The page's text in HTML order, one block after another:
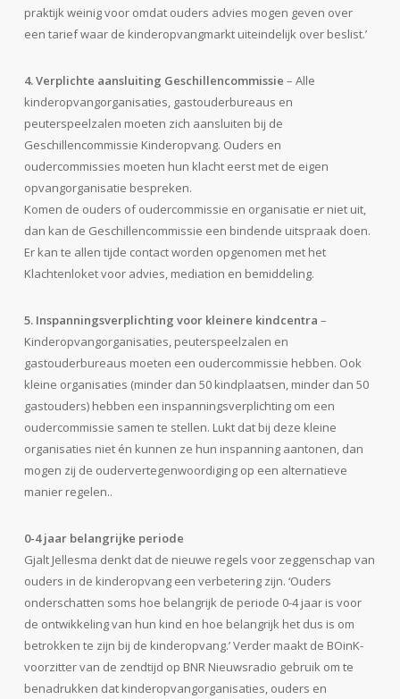
praktijk weinig voor omdat ouders advies mogen geven over
een tarief waar de kinderopvangmarkt uiteindelijk over beslist.’
4. Verplichte aansluiting Geschillencommissie – Alle
kinderopvangorganisaties, gastouderbureaus en
peuterspeelzalen moeten zich aansluiten bij de
Geschillencommissie Kinderopvang. Ouders en
oudercommissies moeten hun klacht eerst met de eigen
opvangorganisatie bespreken.
Komen de ouders of oudercommissie en organisatie er niet uit,
dan kan de Geschillencommissie een bindende uitspraak doen.
Er kan te allen tijde contact worden opgenomen met het
Klachtenloket voor advies, mediation en bemiddeling.
5. Inspanningsverplichting voor kleinere kindcentra –
Kinderopvangorganisaties, peuterspeelzalen en
gastouderbureaus moeten een oudercommissie hebben. Ook
kleine organisaties (minder dan 50 kindplaatsen, minder dan 50
gastouders) hebben een inspanningsverplichting om een
oudercommissie samen te stellen. Lukt dat bij deze kleine
organisaties niet én kunnen ze hun inspanning aantonen, dan
mogen zij de oudervertegenwoordiging op een alternatieve
manier regelen..
0-4 jaar belangrijke periode
Gjalt Jellesma denkt dat de nieuwe regels voor zeggenschap van
ouders in de kinderopvang een verbetering zijn. ‘Ouders
onderschatten soms hoe belangrijk de periode 0-4 jaar is voor
de ontwikkeling van hun kind en hoe belangrijk het dus is om
betrokken te zijn bij de kinderopvang.’ Verder maakt de BOinK-
voorzitter van de zendtijd op BNR Nieuwsradio gebruik om te
benadrukken dat kinderopvangorganisaties, ouders en